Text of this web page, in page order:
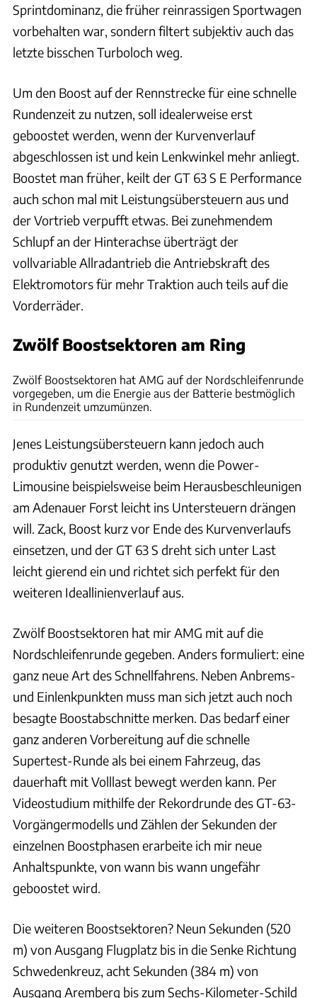
Sprintdominanz, die früher reinrassigen Sportwagen
vorbehalten war, sondern filtert subjektiv auch das
letzte bisschen Turboloch weg.
Um den Boost auf der Rennstrecke für eine schnelle
Rundenzeit zu nutzen, soll idealerweise erst
geboostet werden, wenn der Kurvenverlauf
abgeschlossen ist und kein Lenkwinkel mehr anliegt.
Boostet man früher, keilt der GT 63 S E Performance
auch schon mal mit Leistungsübersteuern aus und
der Vortrieb verpufft etwas. Bei zunehmendem
Schlupf an der Hinterachse überträgt der
vollvariable Allradantrieb die Antriebskraft des
Elektromotors für mehr Traktion auch teils auf die
Vorderräder.
Zwölf Boostsektoren am RingHans-Dieter Seufert
Zwölf Boostsektoren hat AMG auf der Nordschleifenrunde
vorgegeben, um die Energie aus der Batterie bestmöglich
in Rundenzeit umzumünzen.
Jenes Leistungsübersteuern kann jedoch auch
produktiv genutzt werden, wenn die Power-
Limousine beispielsweise beim Herausbeschleunigen
am Adenauer Forst leicht ins Untersteuern drängen
will. Zack, Boost kurz vor Ende des Kurvenverlaufs
einsetzen, und der GT 63 S dreht sich unter Last
leicht gierend ein und richtet sich perfekt für den
weiteren Ideallinienverlauf aus.
Zwölf Boostsektoren hat mir AMG mit auf die
Nordschleifenrunde gegeben. Anders formuliert: eine
ganz neue Art des Schnellfahrens. Neben Anbrems-
und Einlenkpunkten muss man sich jetzt auch noch
besagte Boostabschnitte merken. Das bedarf einer
ganz anderen Vorbereitung auf die schnelle
Supertest-Runde als bei einem Fahrzeug, das
dauerhaft mit Volllast bewegt werden kann. Per
Videostudium mithilfe der Rekordrunde des GT-63-
Vorgängermodells und Zählen der Sekunden der
einzelnen Boostphasen erarbeite ich mir neue
Anhaltspunkte, von wann bis wann ungefähr
geboostet wird.
Die weiteren Boostsektoren? Neun Sekunden (520
m) von Ausgang Flugplatz bis in die Senke Richtung
Schwedenkreuz, acht Sekunden (384 m) von
Ausgang Aremberg bis zum Sechs-Kilometer-Schild